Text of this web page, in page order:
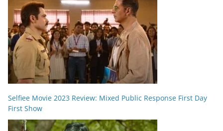
Selfiee Movie 2023 Review: Mixed Public Response First Day
First Show